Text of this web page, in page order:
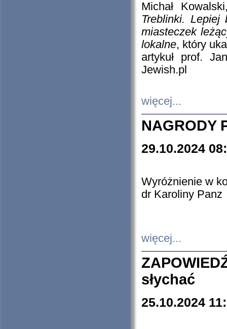
Michał
Treblinki. Lepiej
miasteczek
lokalne, który
artykuł prof.
Jewish.pl
więcej...
NAGRODY
29.10.2024
Wyróżnienie w
dr Karoliny Panz
więcej...
słychać
25.10.2024